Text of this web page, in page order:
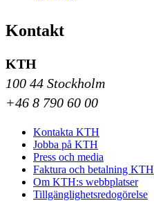
Kontakt
KTH
100 44 Stockholm
+46 8 790 60 00
Kontakta KTH
Jobba på KTH
Press och media
Faktura och betalning KTH
Om KTH:s webbplatser
Tillgänglighetsredogörelse